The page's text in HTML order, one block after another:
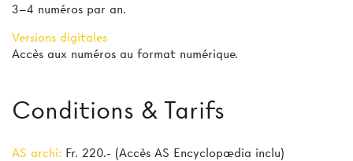
3–4 numéros par an.
Versions digitales
Accès aux numéros au format numérique.
Conditions & Tarifs
AS archi: Fr. 220.- (Accès AS Encyclopædia inclu)